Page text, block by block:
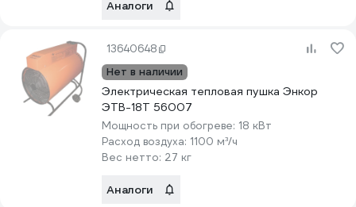
Аналоги
13640648
Нет в наличии
Электрическая тепловая пушка Энкор
ЭТВ-18Т 56007
Мощность при обогреве: 18 кВт
Расход воздуха: 1100 м³/ч
Вес нетто: 27 кг
Аналоги